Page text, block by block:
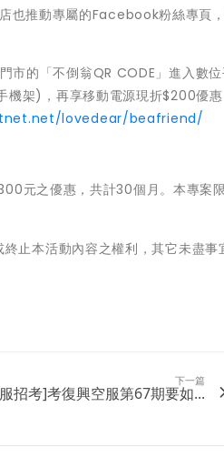
也推動專屬的Facebook粉絲專頁
市的「不倒翁QR CODE」進入數
機架)，再享移動電源現折$200優惠
lovedear/beafriend/
元之優惠，共計30個月。本專案
止本活動內容之權利，其它未盡事
下一篇
招考]考復興空服第67期要如...